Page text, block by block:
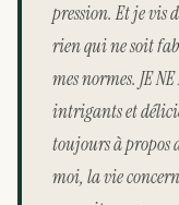
pression. Et je vis
rien qui ne soit
mes normes. JE
intrigants et
toujours à propos
moi, la vie